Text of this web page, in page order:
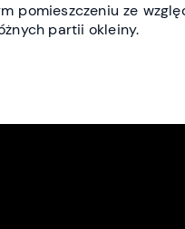
pomieszczeniu ze
partii okleiny.